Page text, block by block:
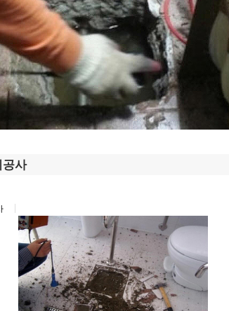
사